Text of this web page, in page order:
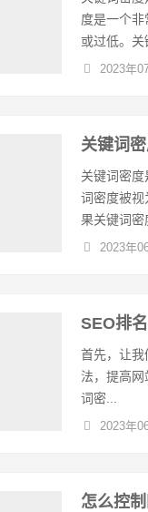
度是一个
或过低。关
2023年
关键词
关键词密
词密度被
果关键词密
2023年
SEO排
首先，让
法，提高
词密...
2023年
怎么控